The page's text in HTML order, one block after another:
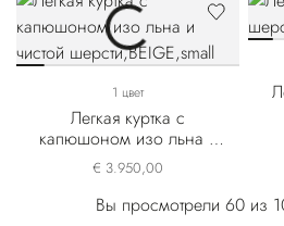
1 цвет
Легкая куртка с
капюшоном изо льна и
чистой шерсти
€ 3.950,00
Вы просмотрели 60 из